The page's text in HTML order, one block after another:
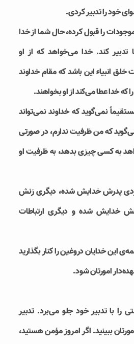
خود را تدبیر کردی.
را قبول کرده، حال شما از خدا
کند. خدا می‌خواهد که از او
انبیاء این باشد که مقام خداوند
که خدا عطا می‌کند از او بخواهند.
نمی‌گوید که خداوند نمی‌تواند
که من ظرفیت ندارم، در صورتی
به کسی چیزی بدهد، به ظرفیت او
پدرش خدایش شده، دیگری زنش
خدایش شده و دیگری ارتباطات
این خدایان دروغین را کنار بگذارید
امورتان شود.
با تدبیر خود جلو می‌برد. تدبیر
ببینید. اگر امروز مؤمن هستید،